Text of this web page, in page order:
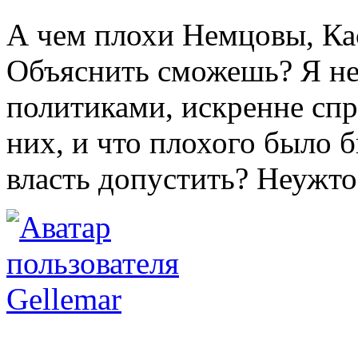
А чем плохи Немцовы,
Объяснить сможешь? Я
политиками, искренне
них, и что плохого было
власть допустить?
Gellemar